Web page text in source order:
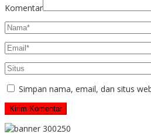
Komentar
Simpan nama, email, dan situs